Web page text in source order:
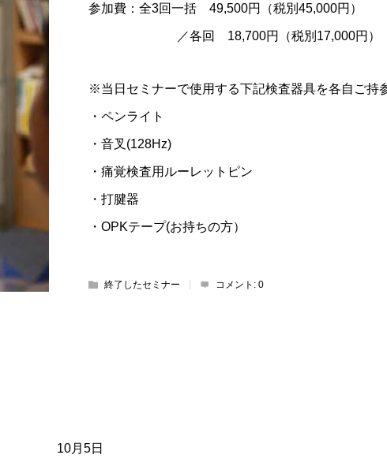
参加費：全3回一括 49,500円（税別45,000円）
／各回 18,700円（税別17,000円）
※当日セミナーで使用する下記検査器具を各自ご持
・ペンライト
・音叉(128Hz)
・痛覚検査用ルーレットピン
・打腱器
・OPKテープ(お持ちの方）
終了したセミナー コメント: 0
10月5日